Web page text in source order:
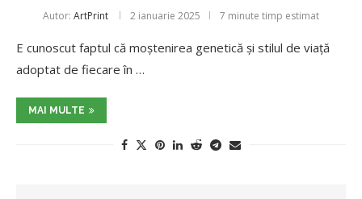
Autor: ArtPrint 2 ianuarie 2025 7 minute timp estimat
E cunoscut faptul că moştenirea genetică şi stilul de viaţă
adoptat de fiecare în …
MAI MULTE